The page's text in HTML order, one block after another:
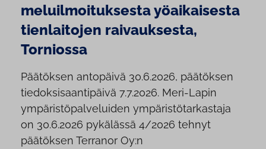
meluilmoituksesta yöaikaisesta
tienlaitojen raivauksesta,
Torniossa
Päätöksen antopäivä 30.6.2026, päätöksen
tiedoksisaantipäivä 7.7.2026. Meri-Lapin
ympäristöpalveluiden ympäristötarkastaja
on 30.6.2026 pykälässä 4/2026 tehnyt
päätöksen Terranor Oy:n